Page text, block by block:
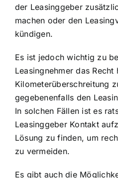
der Leasinggeber
machen oder den
kündigen.
Es ist jedoch wichtig zu
Leasingnehmer das Recht
Kilometerüberschreitung
gegebenenfalls den
In solchen Fällen ist es
Leasinggeber Kontakt
Lösung zu finden, um
zu vermeiden.
Es gibt auch die